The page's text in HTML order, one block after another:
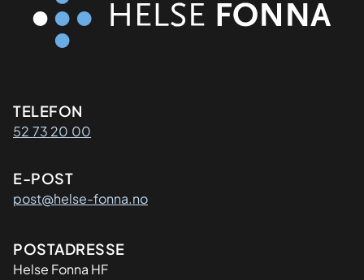
Kontaktinformasjon
TELEFON
52 73 20 00
E-POST
post@helse-fonna.no
Adresse
POSTADRESSE
​Helse Fonna HF